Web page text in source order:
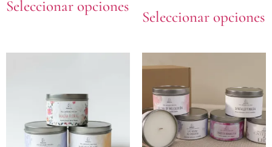
Seleccionar opciones
Seleccionar opciones